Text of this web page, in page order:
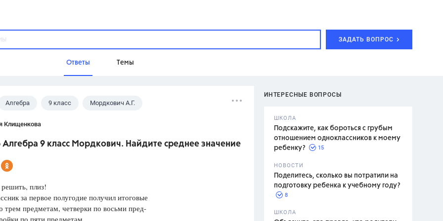
ЗАДАТЬ ВОПРОС
Ответы Темы
Домашнее задание
Разумовская М.М.,
ИНТЕРЕСНЫЕ ВОПРОСЫ
ШКОЛА
Подскажите, как бороться с грубым
отношением одноклассников к моему
ребенку?
15
НОВОСТИ
Поделитесь, сколько вы потратили на
подготовку ребенка к учебному году?
8
ШКОЛА
Алгебра 9 класс Мордкович А.Г.
Клищенкова
9 класс Мордкович. Найдите среднее значение
плиз!
за первое полугодие получил итоговые
трем предметам, четверки по восьми пред-
по пяти предметам.